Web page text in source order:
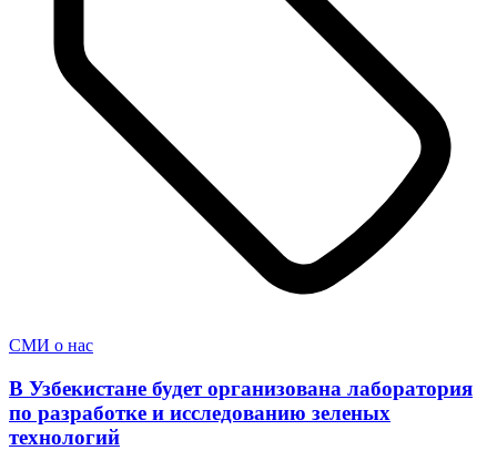
СМИ о нас
В Узбекистане будет организована лаборатория
по разработке и исследованию зеленых
технологий